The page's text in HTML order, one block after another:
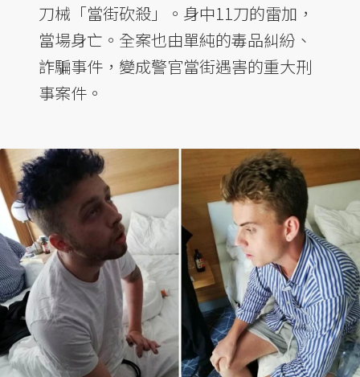
刀械「當街砍殺」。身中11刀的雷加，
當場身亡。全案也由單純的毒品糾紛、
詐騙事件，變成警官當街遇害的重大刑
事案件。